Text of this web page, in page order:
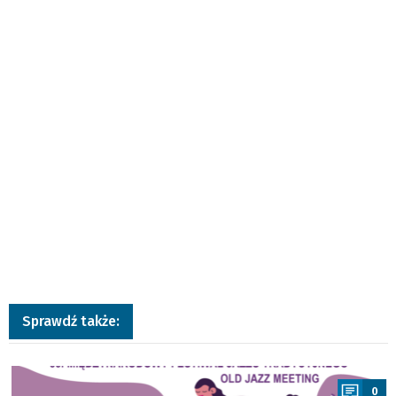
Sprawdź także:
a
0